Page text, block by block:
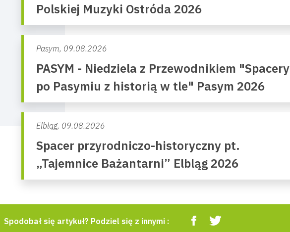
Polskiej Muzyki Ostróda 2026
Pasym, 09.08.2026
PASYM - Niedziela z Przewodnikiem "Spacery
po Pasymiu z historią w tle" Pasym 2026
Elbląg, 09.08.2026
Spacer przyrodniczo-historyczny pt.
„Tajemnice Bażantarni” Elbląg 2026
Spodobał się artykuł? Podziel się z innymi :